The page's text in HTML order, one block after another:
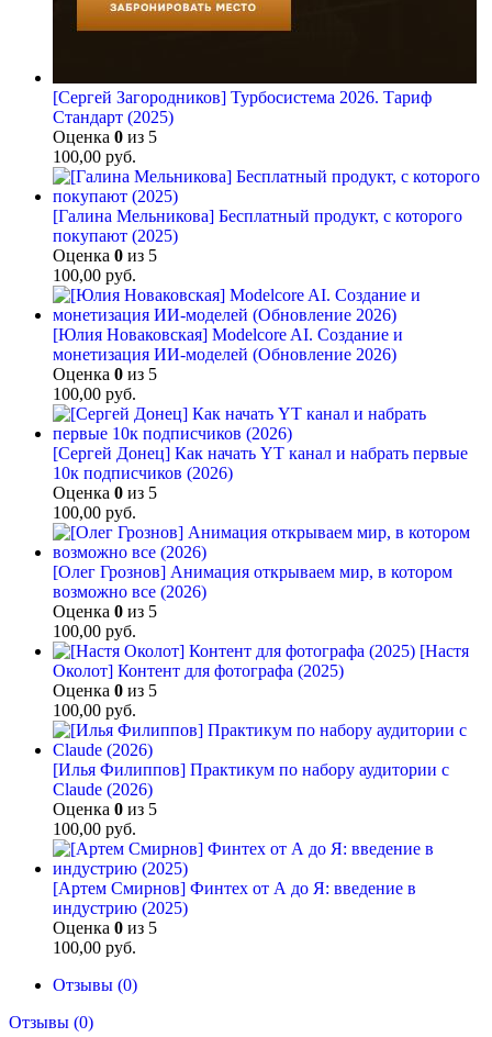
[Сергей Загородников] Турбосистема 2026. Тариф
Стандарт (2025)
Оценка 0 из 5
100,00 руб.
[Галина Мельникова] Бесплатный продукт, с которого
покупают (2025)
Оценка 0 из 5
100,00 руб.
[Юлия Новаковская] Modelcore AI. Создание и
монетизация ИИ-моделей (Обновление 2026)
Оценка 0 из 5
100,00 руб.
[Сергей Донец] Как начать YT канал и набрать первые
10к подписчиков (2026)
Оценка 0 из 5
100,00 руб.
[Олег Грознов] Анимация открываем мир, в котором
возможно все (2026)
Оценка 0 из 5
100,00 руб.
[Настя
Околот] Контент для фотографа (2025)
Оценка 0 из 5
100,00 руб.
[Илья Филиппов] Практикум по набору аудитории с
Claude (2026)
Оценка 0 из 5
100,00 руб.
[Артем Смирнов] Финтех от А до Я: введение в
индустрию (2025)
Оценка 0 из 5
100,00 руб.
Отзывы (0)
Отзывы (0)